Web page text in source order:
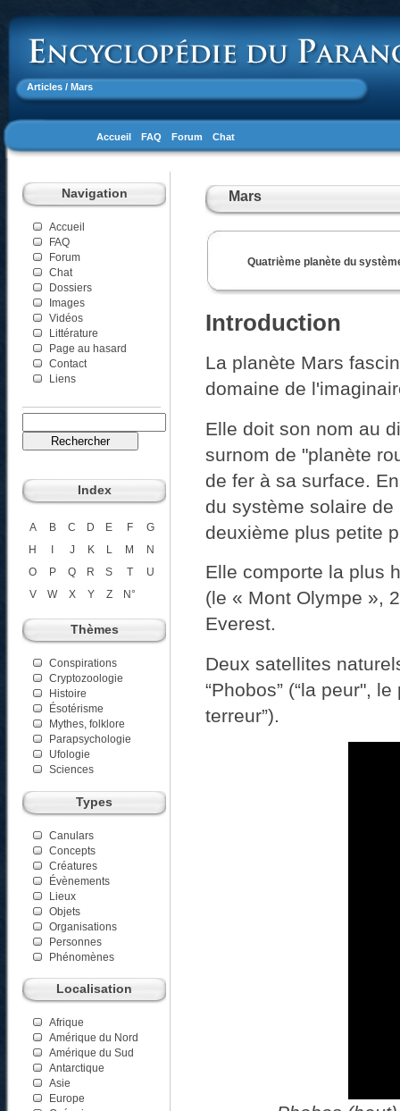
Articles / Mars
Accueil FAQ Forum Chat
Navigation
Accueil
FAQ
Forum
Chat
Dossiers
Images
Vidéos
Littérature
Page au hasard
Contact
Liens
Index
A B C D E F
G
H
I J K L M
N
O
P Q R S T
U
V
W X Y Z N°
Thèmes
Conspirations
Cryptozoologie
Histoire
Ésotérisme
Mythes, folklore
Parapsychologie
Ufologie
Sciences
Types
Canulars
Concepts
Créatures
Évènements
Lieux
Objets
Organisations
Personnes
Phénomènes
Localisation
Afrique
Amérique du Nord
Amérique du Sud
Antarctique
Asie
Europe
Mars
Quatrième planète du
Introduction
La planète Mars
domaine de
Elle doit son nom au
surnom de "planète
de fer à sa surface.
du système solaire
deuxième plus petite
Elle comporte la plus
(le « Mont Olympe »,
Everest.
Deux satellites
“Phobos” (“la peur",
terreur”).